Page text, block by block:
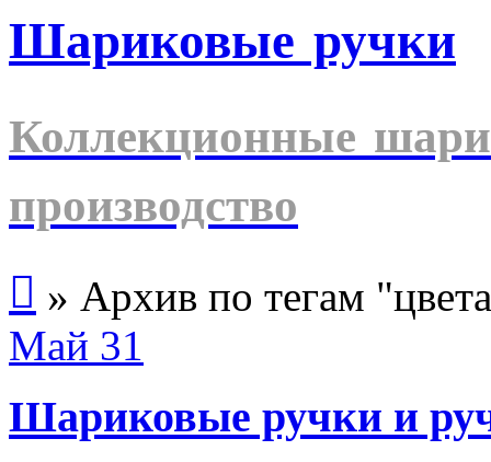
Шариковые ручки
Коллекционные
производство
 » Архив по тегам
Май 31
Шариковые ручки и